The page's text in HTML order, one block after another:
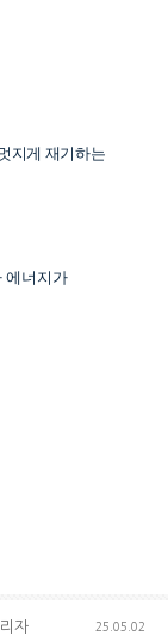
지게 재기하는
에너지가
자 25.05.02